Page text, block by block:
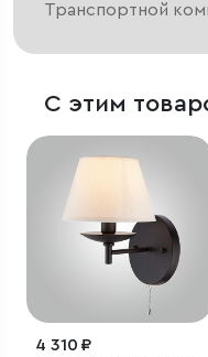
Транспортной
С этим
4 310 ₽